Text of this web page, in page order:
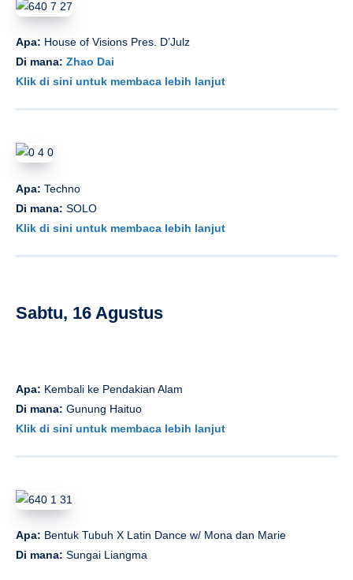
Apa: House of Visions Pres. D’Julz
Di mana: Zhao Dai
Klik di sini untuk membaca lebih lanjut
Apa: Techno
Di mana: SOLO
Klik di sini untuk membaca lebih lanjut
Sabtu, 16 Agustus
Apa: Kembali ke Pendakian Alam
Di mana: Gunung Haituo
Klik di sini untuk membaca lebih lanjut
Apa: Bentuk Tubuh X Latin Dance w/ Mona dan Marie
Di mana: Sungai Liangma